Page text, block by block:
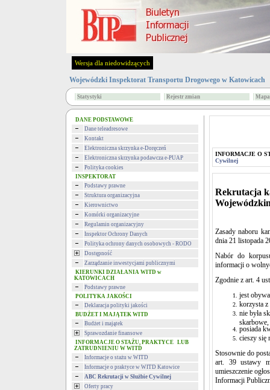
Wersja dla niedowidzących
Wojewódzki Inspektorat Transportu Drogowego w Katowicach
Statystyki Rejestr zmian
DANE PODSTAWOWE
Dane teleadresowe
Kontakt
Elektroniczna skrzynka e-Doręczeń
Elektroniczna skrzynka podawcza e-PUAP
Polityka cookies
INSPEKTORAT
Podstawy prawne
Struktura organizacyjna
Kierownictwo
Komórki organizacyjne
Regulamin organizacyjny
Inspektor Ochrony Danych
Polityka ochrony danych osobowych - RODO
Dostępność
Zarządzanie inwestycjami publicznymi
KIERUNKI DZIAŁANIA WITD w
KATOWICACH
Podstawy prawne
POLITYKA JAKOŚCI
Deklaracja polityki jakości
BUDŻET I MAJĄTEK WITD
Budżet i majątek
Sprawozdanie finansowe
INFORMACJE O STAŻU, PRAKTYCE LUB
ZATRUDNIENIU W WITD
Informacje o stażu w WITD
Informacje o praktyce w WITD Katowice
ABC Rekrutacji w Służbie Cywilnej
Oferty pracy
INFORMACJE O
Cywilnej
Rekrutacja
Zasady naboru
dnia 21 listopada
Nabór do
informacji o
Zgodnie z art. 4
jest
korzysta z
nie była
skarbowe,
posiada
cieszy się
Stosownie do
art. 39 ustawy
umieszczenie
Informacji